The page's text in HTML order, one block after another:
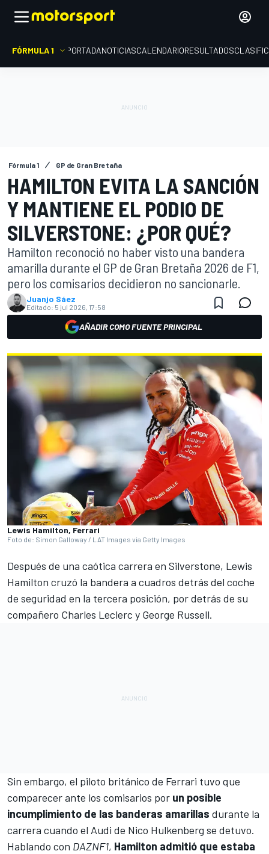
FÓRMULA 1 PORTADANOTICIASCALENDARIORESULTADOS
Fórmula 1 GP de Gran Bretaña
HAMILTON EVITA LA SANCIÓN
Y MANTIENE EL PODIO DE
SILVERSTONE: ¿POR QUÉ?
Hamilton reconoció no haber visto una bandera
amarilla durante el GP de Gran Bretaña 2026 de F1,
pero los comisarios decidieron no sancionarle.
Juanjo Sáez
Editado: 5 jul 2026, 17:58
AÑADIR COMO FUENTE PRINCIPAL
Lewis Hamilton, Ferrari
Foto de: Simon Galloway / LAT Images via Getty Images
Después de una caótica carrera en Silverstone, Lewis
Hamilton cruzó la bandera a cuadros detrás del coche
de seguridad en la tercera posición, por detrás de su
compañero Charles Leclerc y George Russell.
Sin embargo, el piloto británico de Ferrari tuvo que
comparecer ante los comisarios por un posible
incumplimiento de las banderas amarillas durante la
carrera cuando el Audi de Nico Hulkenberg se detuvo.
Hablando con DAZNF1, Hamilton admitió que estaba